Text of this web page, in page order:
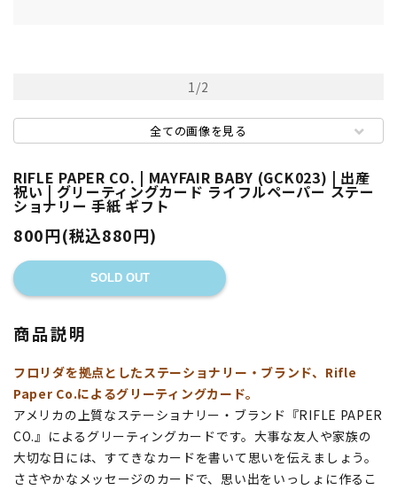
1/2
全ての画像を見る
RIFLE PAPER CO. | MAYFAIR BABY (GCK023) | 出産
祝い | グリーティングカード ライフルペーパー ステー
ショナリー 手紙 ギフト
800円(税込880円)
SOLD OUT
商品説明
フロリダを拠点としたステーショナリー・ブランド、Rifle
Paper Co.によるグリーティングカード。
アメリカの上質なステーショナリー・ブランド『RIFLE PAPER
CO.』によるグリーティングカードです。大事な友人や家族の
大切な日には、すてきなカードを書いて思いを伝えましょう。
ささやかなメッセージのカードで、思い出をいっしょに作るこ